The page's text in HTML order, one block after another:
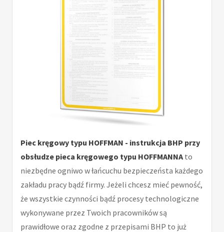
Piec kręgowy typu HOFFMAN - instrukcja BHP przy
obsłudze pieca kręgowego typu HOFFMANNA to
niezbędne ogniwo w łańcuchu bezpieczeństa każdego
zakładu pracy bądź firmy. Jeżeli chcesz mieć pewność,
że wszystkie czynności bądź procesy technologiczne
wykonywane przez Twoich pracowników są
prawidłowe oraz zgodne z przepisami BHP to już